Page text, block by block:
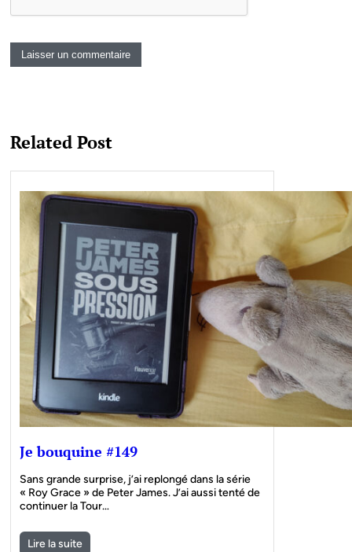
Related Post
Je bouquine #149
Sans grande surprise, j’ai replongé dans la série
« Roy Grace » de Peter James. J’ai aussi tenté de
continuer la Tour…
Lire la suite